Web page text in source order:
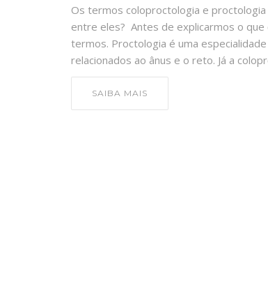
Os termos coloproctologia e
entre eles? Antes de explicarmos o
termos. Proctologia é uma
relacionados ao ânus e o reto. Já a
SAIBA MAIS